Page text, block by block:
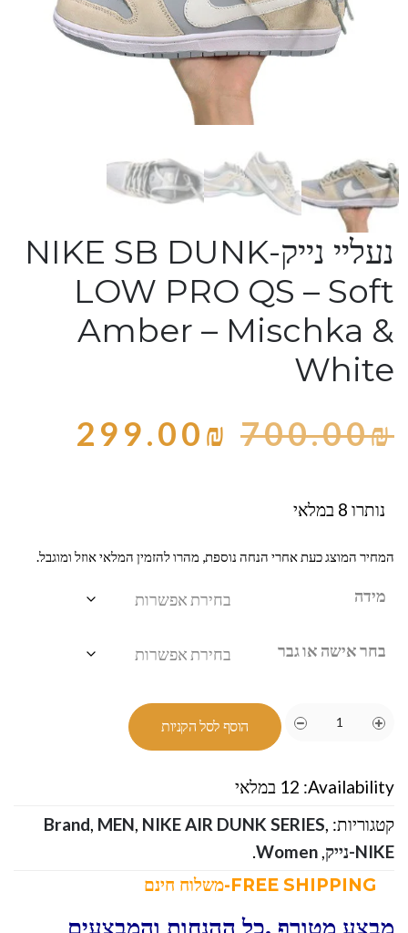
נעליי נייק-NIKE SB DUNK
LOW PRO QS – Soft
Amber – Mischka &
White
700.00₪
299.00₪
נותרו 8 במלאי
המחיר המוצג כעת אחרי הנחה נוספת, מהרו להזמין המלאי אוזל ומוגבל.
מידה
בחר אישה או גבר
הוסף לסל הקניות
Availability: 12 במלאי
קטגוריות:
Brand, MEN, NIKE AIR DUNK SERIES,
NIKE-נייק
,
Women
.